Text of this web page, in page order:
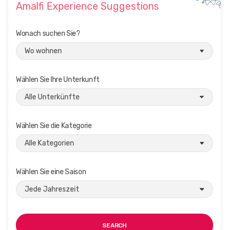
Amalfi Experience Suggestions
Wonach suchen Sie?
Wählen Sie Ihre Unterkunft
Wählen Sie die Kategorie
Wählen Sie eine Saison
SEARCH